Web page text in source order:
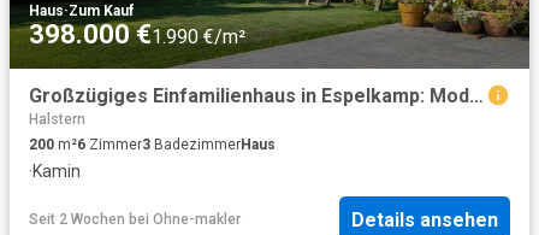
Haus·Zum Kauf
398.000 €1.990 €/m²
Großzügiges Einfamilienhaus in Espelkamp: Modernisiert & provisionsfrei
Halstern
200 m²6 Zimmer3 BadezimmerHaus
·Kamin
Seit 2 Wochen bei Ohne-makler Details ansehen